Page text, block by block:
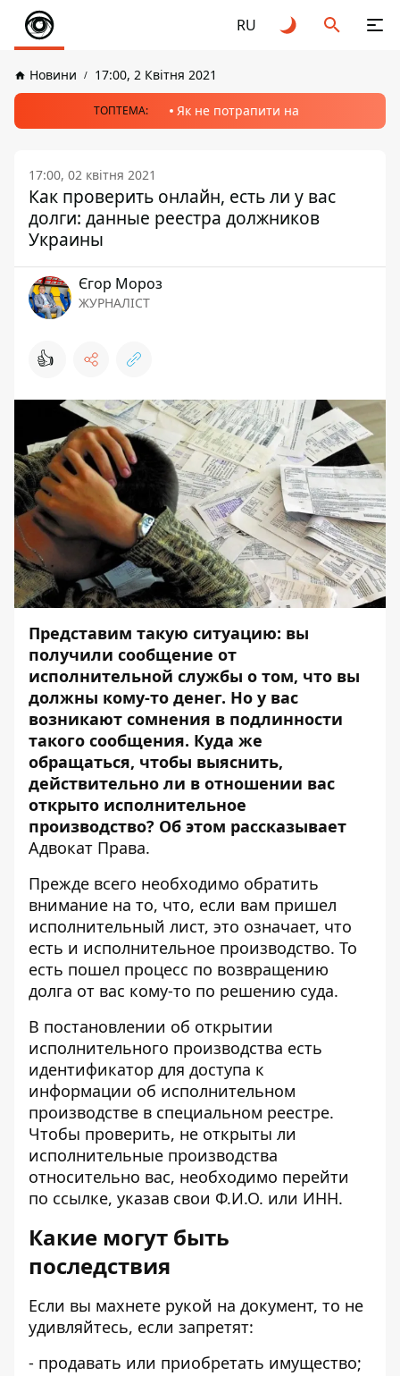
RU
Новини 17:00, 2 Квітня 2021
ТОПТЕМА: Як не потрапити на
17:00, 02 квітня 2021
Как проверить онлайн, есть ли у вас
долги: данные реестра должников
Украины
Єгор Мороз
ЖУРНАЛІСТ
👍
Представим такую ситуацию: вы
получили сообщение от
исполнительной службы о том, что вы
должны кому-то денег. Но у вас
возникают сомнения в подлинности
такого сообщения. Куда же
обращаться, чтобы выяснить,
действительно ли в отношении вас
открыто исполнительное
производство? Об этом рассказывает
Адвокат Права.
Прежде всего необходимо обратить
внимание на то, что, если вам пришел
исполнительный лист, это означает, что
есть и исполнительное производство. То
есть пошел процесс по возвращению
долга от вас кому-то по решению суда.
В постановлении об открытии
исполнительного производства есть
идентификатор для доступа к
информации об исполнительном
производстве в специальном реестре.
Чтобы проверить, не открыты ли
исполнительные производства
относительно вас, необходимо перейти
по ссылке, указав свои Ф.И.О. или ИНН.
Какие могут быть
последствия
Если вы махнете рукой на документ, то не
удивляйтесь, если запретят:
- продавать или приобретать имущество;